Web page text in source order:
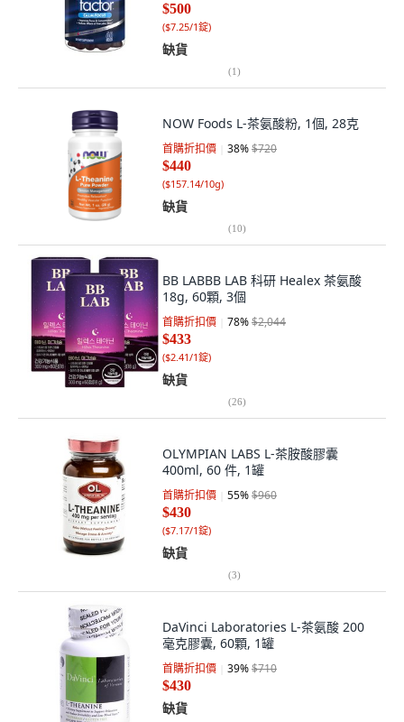
$500
($7.25/1錠)
缺貨
(1)
NOW Foods L-茶氨酸粉, 1個, 28克
首購折扣價 38%$720
$440
($157.14/10g)
缺貨
(10)
BB LABBB LAB 科研 Healex 茶氨酸
18g, 60顆, 3個
首購折扣價 78%$2,044
$433
($2.41/1錠)
缺貨
(26)
OLYMPIAN LABS L-茶胺酸膠囊
400ml, 60 件, 1罐
首購折扣價 55%$960
$430
($7.17/1錠)
缺貨
(3)
DaVinci Laboratories L-茶氨酸 200
毫克膠囊, 60顆, 1罐
首購折扣價 39%$710
$430
缺貨